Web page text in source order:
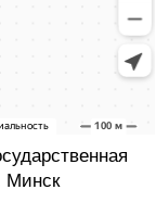
Минск